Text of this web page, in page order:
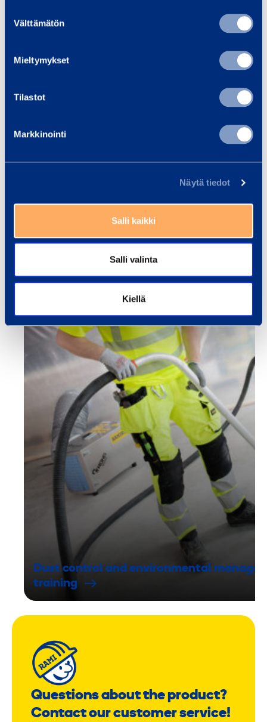
valinta
Välttämätön
Mieltymykset
Tilastot
Markkinointi
Näytä tiedot
Salli kaikki
Salli valinta
Kiellä
Read more
View all trainings
Dust control and environmental
training
Questions about the product?
Contact our customer service!